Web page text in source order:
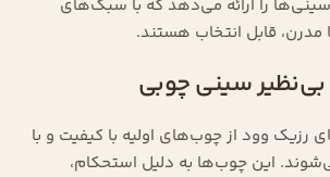
را ارائه می‌دهد که با سبک‌های
مدرن، قابل انتخاب هستند.
سینی چوبی
رزیک وود از چوب‌های اولیه با کیفیت و با
این چوب‌ها به دلیل استحکام،